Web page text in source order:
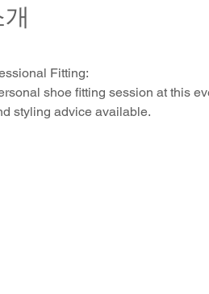
Fitting:
shoe fitting session at this
styling advice available.